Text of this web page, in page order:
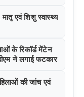
एवं शिशु स्वास्थ्य
के रिकॉर्ड मेंटेन
ने लगाई फटकार
की जांच एवं